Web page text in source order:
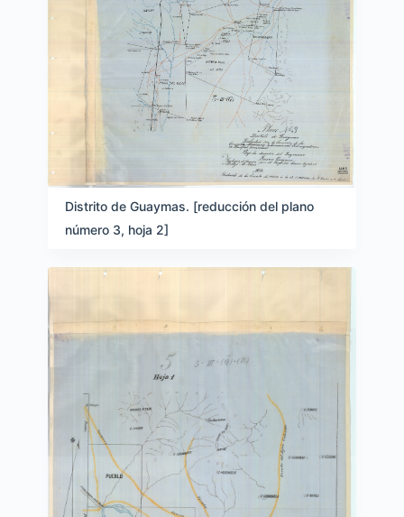
Distrito de Guaymas. [reducción del plano
número 3, hoja 2]